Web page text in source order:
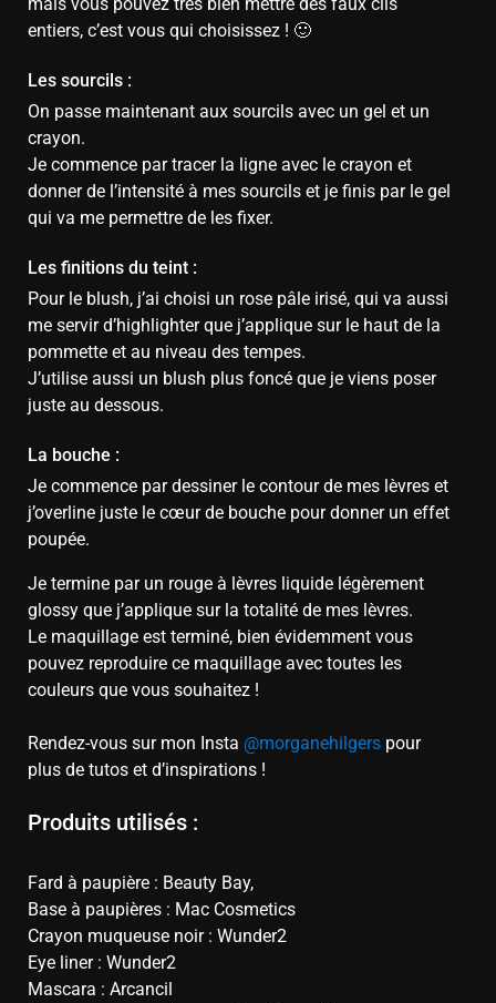
entiers, c’est vous qui choisissez ! 🙂
Les sourcils :
On passe maintenant aux sourcils avec un gel et un
crayon.
Je commence par tracer la ligne avec le crayon et
donner de l’intensité à mes sourcils et je finis par le gel
qui va me permettre de les fixer.
Les finitions du teint :
Pour le blush, j’ai choisi un rose pâle irisé, qui va aussi
me servir d’highlighter que j’applique sur le haut de la
pommette et au niveau des tempes.
J’utilise aussi un blush plus foncé que je viens poser
juste au dessous.
La bouche :
Je commence par dessiner le contour de mes lèvres et
j’overline juste le cœur de bouche pour donner un effet
poupée.
Je termine par un rouge à lèvres liquide légèrement
glossy que j’applique sur la totalité de mes lèvres.
Le maquillage est terminé, bien évidemment vous
pouvez reproduire ce maquillage avec toutes les
couleurs que vous souhaitez !
Rendez-vous sur mon Insta @morganehilgers pour
plus de tutos et d’inspirations !
Produits utilisés :
Fard à paupière : Beauty Bay,
Base à paupières : Mac Cosmetics
Crayon muqueuse noir : Wunder2
Eye liner : Wunder2
Mascara : Arcancil